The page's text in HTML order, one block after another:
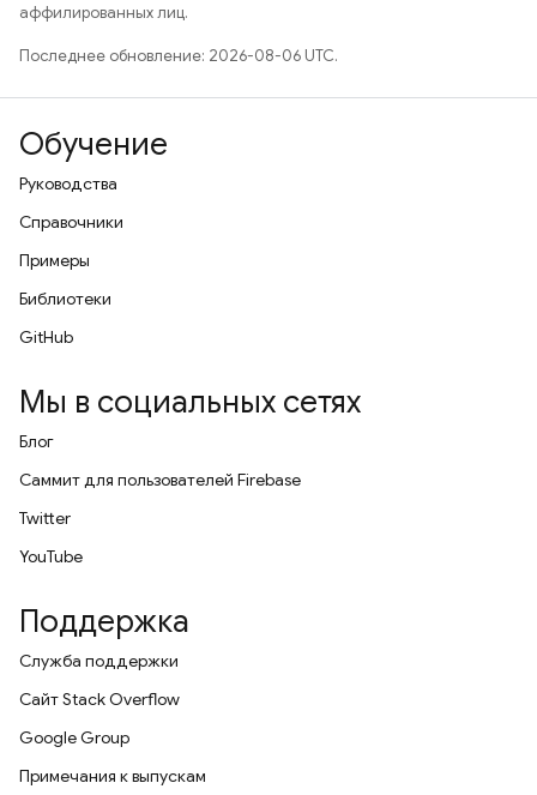
аффилированных лиц.
Последнее обновление: 2026-08-06 UTC.
Обучение
Руководства
Справочники
Примеры
Библиотеки
GitHub
Мы в социальных сетях
Блог
Саммит для пользователей Firebase
Twitter
YouTube
Поддержка
Служба поддержки
Сайт Stack Overflow
Google Group
Примечания к выпускам